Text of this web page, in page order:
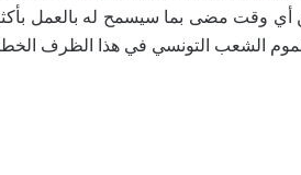
أي وقت مضى بما سيسمح له بالعمل
الشعب التونسي في هذا الظرف الخطير